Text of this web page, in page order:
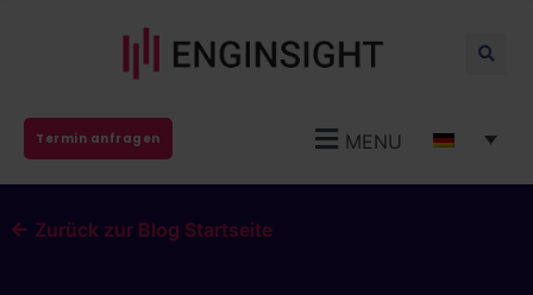
Termin anfragen MENU
Zurück zur Blog Startseite